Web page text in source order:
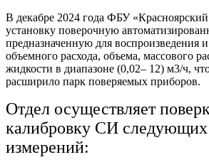
В декабре 2024 года ФБУ
установку поверочную
предназначенную для воспроизведения
объемного расхода, объема, массового
жидкости в диапазоне (0,02– 12) м3/ч,
расширило парк поверяемых приборов.
Отдел осуществляет
калибровку СИ следующих
измерений: